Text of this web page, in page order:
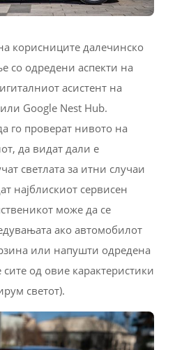
корисниците далечинско
со одредени аспекти на
асистент на
Google Nest Hub.
го проверат нивото на
да видат дали е
светлата за итни случаи
најблискиот сервисен
може да се
ако автомобилот
или напушти одредена
сите од овие карактеристики
светот).